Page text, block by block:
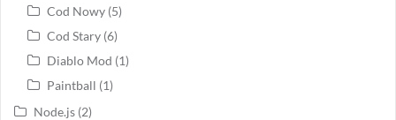
Cod Nowy (5)
Cod Stary (6)
Diablo Mod (1)
Paintball (1)
Node.js (2)